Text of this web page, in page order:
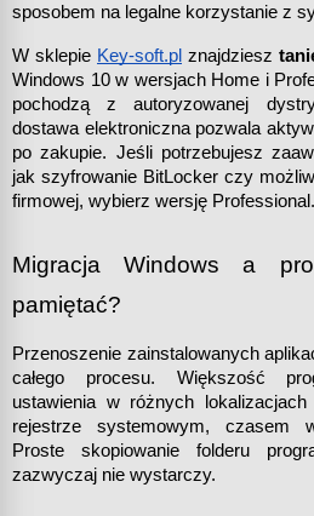
sposobem na legalne korzystanie z
W sklepie Key-soft.pl znajdziesz
Windows 10 w wersjach Home i
pochodzą z autoryzowanej
dostawa elektroniczna pozwala
po zakupie. Jeśli potrzebujesz
jak szyfrowanie BitLocker czy
firmowej, wybierz wersję Professional.
Migracja Windows a
pamiętać?
Przenoszenie zainstalowanych
całego procesu. Większość
ustawienia w różnych
rejestrze systemowym, czasem
Proste skopiowanie folderu
zazwyczaj nie wystarczy.